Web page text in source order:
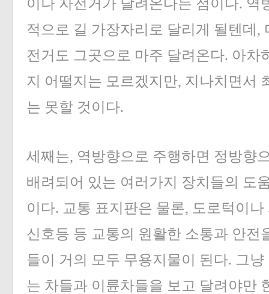
이나 자전거가 달려온다는 점이다. 역
적으로 길 가장자리로 달리게 될텐데,
전거도 그곳으로 마주 달려온다. 아차
지 어떨지는 모르겠지만, 지나치면서
는 못할 것이다.
세째는, 역방향으로 주행하면 정방향
배려되어 있는 여러가지 장치들의 도
이다. 교통 표지판은 물론, 도로턱이
신호등 등 교통의 원활한 소통과 안전
들이 거의 모두 무용지물이 된다. 그
는 차들과 이륜차들을 보고 달려야만